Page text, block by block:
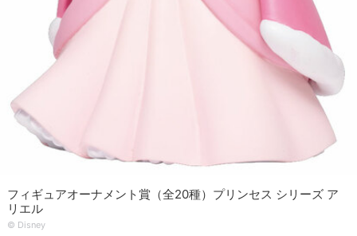
フィギュアオーナメント賞（全20種）プリンセス シリーズ ア
リエル
© Disney